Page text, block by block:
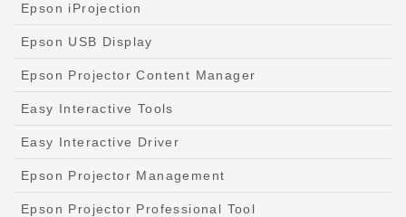
Epson iProjection
Epson USB Display
Epson Projector Content Manager
Easy Interactive Tools
Easy Interactive Driver
Epson Projector Management
Epson Projector Professional Tool